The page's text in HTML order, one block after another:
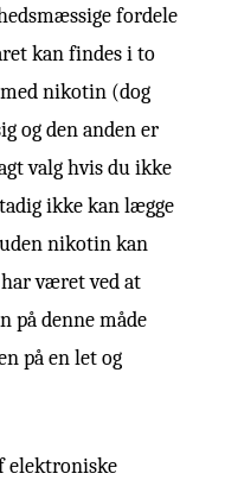
fordele
kan findes i to
nikotin (dog
og den anden er
valg hvis du ikke
ikke kan lægge
nikotin kan
været ved at
på denne måde
på en let og
elektroniske